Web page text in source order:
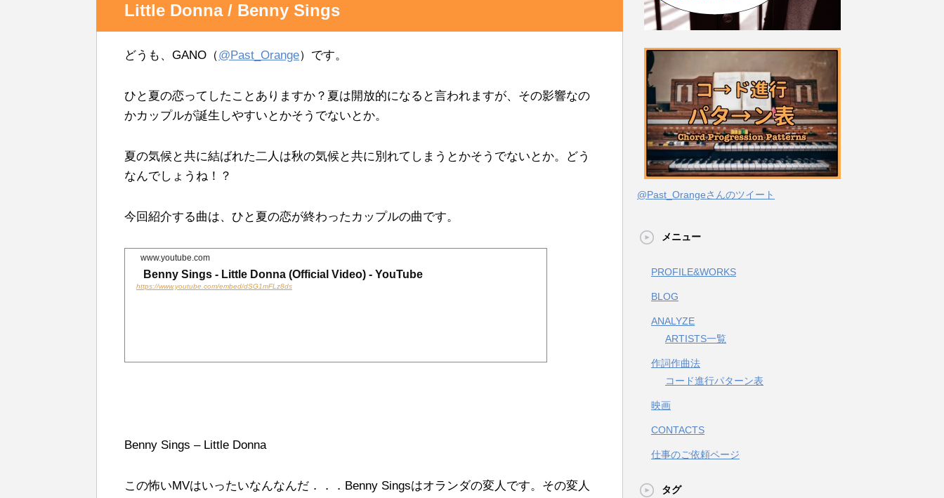
e
o
o
k
t
e
r
e e
n
a
Little Donna / Benny Sings
どうも、GANO（@Past_Orange）です。
ひと夏の恋ってしたことありますか？夏は開放的になると言われますが、その影響なの
かカップルが誕生しやすいとかそうでないとか。
夏の気候と共に結ばれた二人は秋の気候と共に別れてしまうとかそうでないとか。どう
なんでしょうね！？
今回紹介する曲は、ひと夏の恋が終わったカップルの曲です。
www.youtube.com
Benny Sings - Little Donna (Official Video) - YouTube
https://www.youtube.com/embed/dSG1mFLz8ds
Benny Sings – Little Donna
この怖いMVはいったいなんなんだ．．．Benny Singsはオランダの変人です。その変人
@Past_Orangeさんのツイート
メニュー
PROFILE&WORKS
BLOG
ANALYZE
ARTISTS一覧
作詞作曲法
コード進行パターン表
映画
CONTACTS
仕事のご依頼ページ
タグ